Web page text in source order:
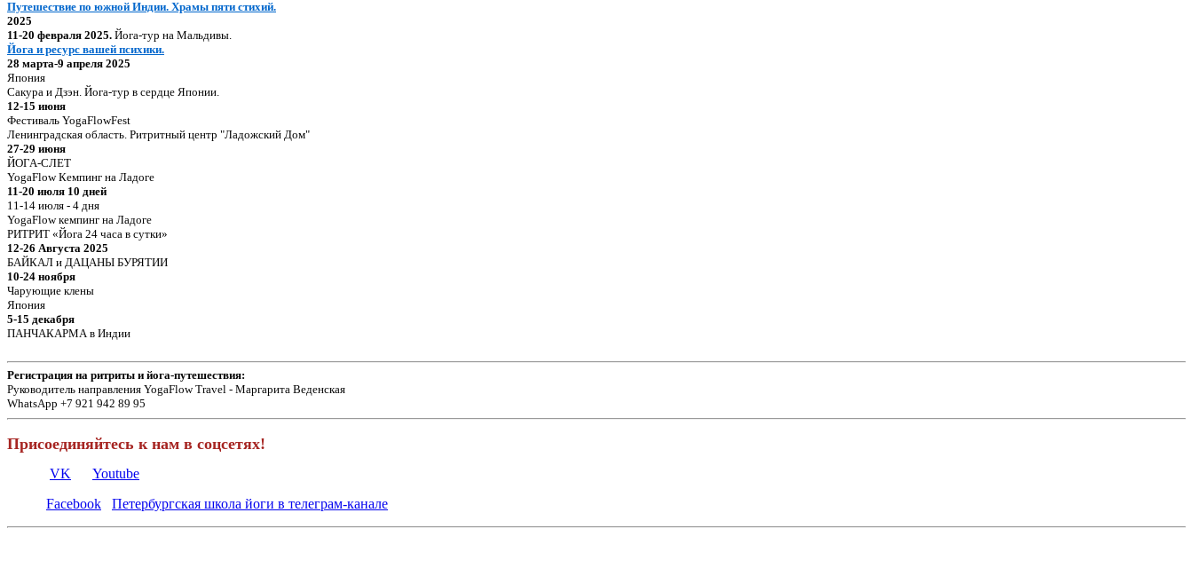
Путешествие по южной Индии. Храмы пяти стихий.
2025
11-20 февраля 2025. Йога-тур на Мальдивы.
Йога и ресурс вашей психики.
28 марта-9 апреля 2025
Япония
Сакура и Дзэн. Йога-тур в сердце Японии.
12-15 июня
Фестиваль YogaFlowFest
Ленинградская область. Ритритный центр "Ладожский Дом"
27-29 июня
ЙОГА-СЛЕТ
YogaFlow Кемпинг на Ладоге
11-20 июля 10 дней
11-14 июля - 4 дня
YogaFlow кемпинг на Ладоге
РИТРИТ «Йога 24 часа в сутки»
12-26 Августа 2025
БАЙКАЛ и ДАЦАНЫ БУРЯТИИ
10-24 ноября
Чарующие клены
Япония
5-15 декабря
ПАНЧАКАРМА в Индии
Регистрация на ритриты и йога-путешествия:
Руководитель направления YogaFlow Travel - Маргарита Веденская
WhatsApp +7 921 942 89 95
Присоединяйтесь к нам в соцсетях!
VK
Youtube
Facebook
Петербургская школа йоги в телеграм-канале